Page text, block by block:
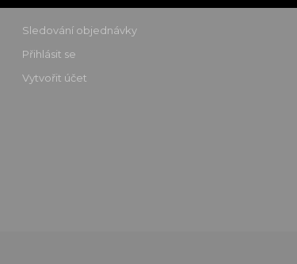
Sledování objednávky
Přihlásit se
Vytvořit účet